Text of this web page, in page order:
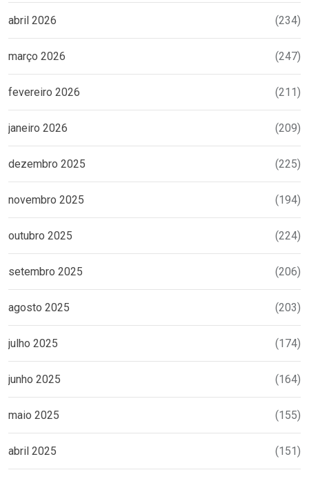
abril 2026 (234)
março 2026 (247)
fevereiro 2026 (211)
janeiro 2026 (209)
dezembro 2025 (225)
novembro 2025 (194)
outubro 2025 (224)
setembro 2025 (206)
agosto 2025 (203)
julho 2025 (174)
junho 2025 (164)
maio 2025 (155)
abril 2025 (151)